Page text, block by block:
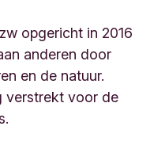
opgericht in 2016
anderen door
en de natuur.
verstrekt voor de